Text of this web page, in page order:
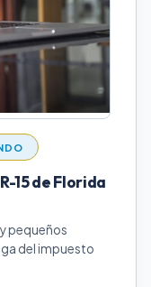
15 de Florida
pequeños
del impuesto